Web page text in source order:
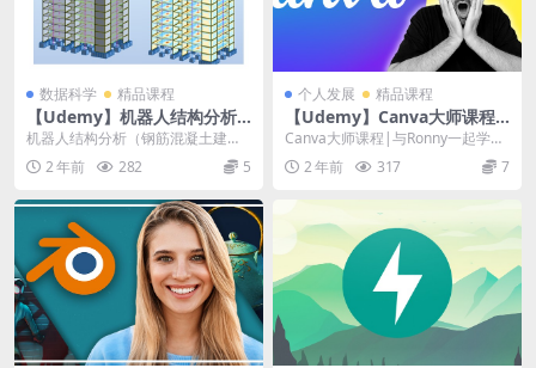
数据科学 精品课程
【Udemy】机器人结构分析
（钢筋混凝土建筑）
机器人结构分析（钢筋混凝土建
筑） | Robot structural Anal...
2 年前 282 5
个人发展 精品课程
【Udemy】Canva大师课程|
与Ronny一起学习Canva
Canva大师课程|与Ronny一起学习
Canva | Canva Master...
2 年前 317 7